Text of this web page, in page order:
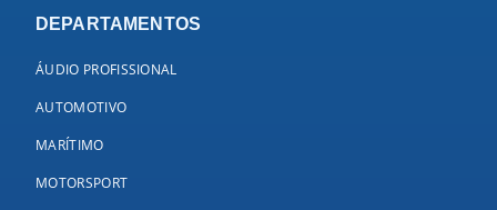
DEPARTAMENTOS
ÁUDIO PROFISSIONAL
AUTOMOTIVO
MARÍTIMO
MOTORSPORT